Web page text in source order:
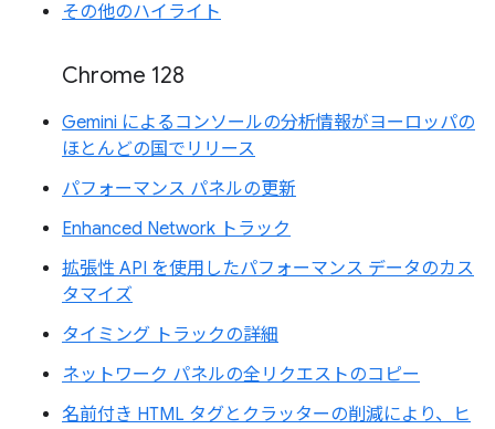
その他のハイライト
Chrome 128
Gemini によるコンソールの分析情報がヨーロッパの
ほとんどの国でリリース
パフォーマンス パネルの更新
Enhanced Network トラック
拡張性 API を使用したパフォーマンス データのカス
タマイズ
タイミング トラックの詳細
ネットワーク パネルの全リクエストのコピー
名前付き HTML タグとクラッターの削減により、ヒ